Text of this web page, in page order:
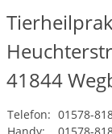
41844
Telefon: 01578-